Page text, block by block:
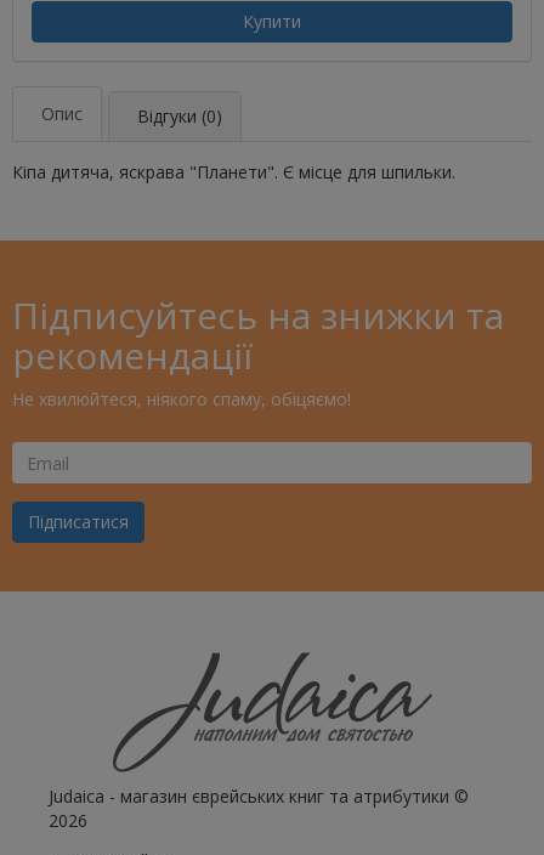
Купити
Опис Відгуки (0)
Кіпа дитяча, яскрава "Планети". Є місце для шпильки.
Підписуйтесь на знижки та
рекомендації
Не хвилюйтеся, ніякого спаму, обіцяємо!
Ваш
Email
Підписатися
Judaica - магазин єврейських книг та атрибутики ©
2026